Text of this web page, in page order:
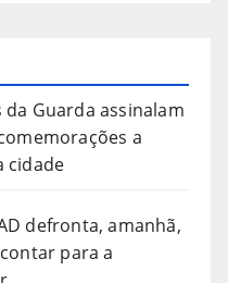
Guarda assinalam
a
cidade
defronta, amanhã,
para a